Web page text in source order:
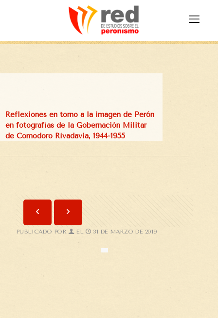
Reflexiones en torno a la imagen de Perón
en fotografías de la Gobernación Militar
de Comodoro Rivadavia, 1944-1955
PUBLICADO POR EL 31 DE MARZO DE 2019